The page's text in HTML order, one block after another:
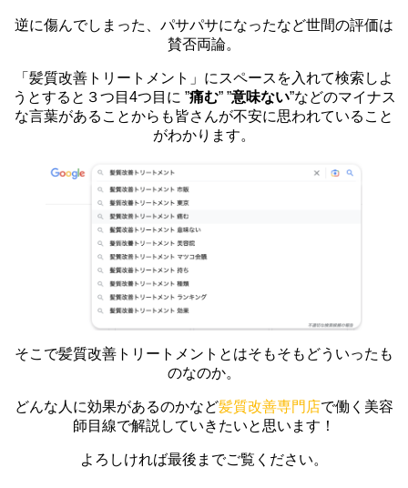
逆に傷んでしまった、パサパサになったなど世間の評価は
賛否両論。
「髪質改善トリートメント」にスペースを入れて検索しよ
うとすると３つ目4つ目に ”痛む” ”意味ない”などのマイナス
な言葉があることからも皆さんが不安に思われていること
がわかります。
そこで髪質改善トリートメントとはそもそもどういったも
のなのか。
どんな人に効果があるのかなど髪質改善専門店で働く美容
師目線で解説していきたいと思います！
よろしければ最後までご覧ください。